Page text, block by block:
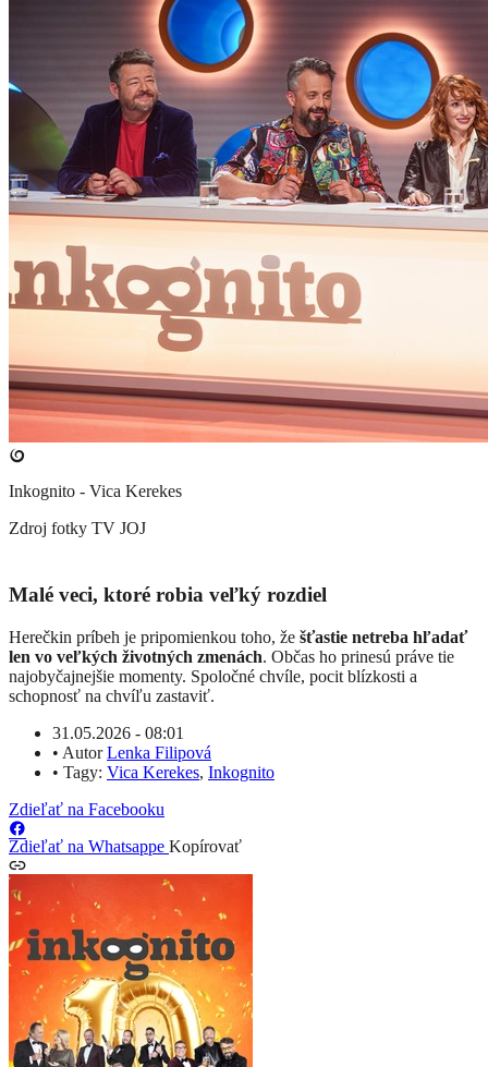
Inkognito - Vica Kerekes
Zdroj fotky TV JOJ
Malé veci, ktoré robia veľký rozdiel
Herečkin príbeh je pripomienkou toho, že šťastie netreba hľadať
len vo veľkých životných zmenách. Občas ho prinesú práve tie
najobyčajnejšie momenty. Spoločné chvíle, pocit blízkosti a
schopnosť na chvíľu zastaviť.
31.05.2026 - 08:01
• AutorLenka Filipová
• Tagy: Vica Kerekes, Inkognito
Zdieľať na Facebooku
Zdieľať na Whatsappe Kopírovať